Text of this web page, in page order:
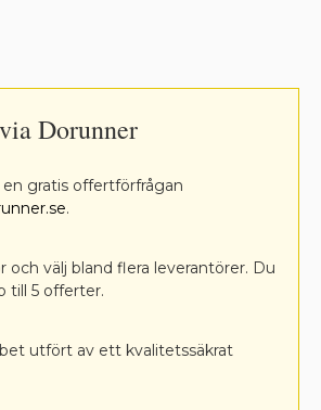
Dorunner
en gratis offertförfrågan
.
och välj bland flera leverantörer. Du
till 5 offerter.
utfört av ett kvalitetssäkrat